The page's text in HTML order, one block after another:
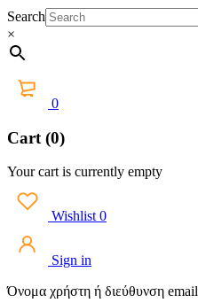
Search
×
0
Cart (0)
Your cart is currently empty
Wishlist 0
Sign in
Όνομα χρήστη ή διεύθυνση email